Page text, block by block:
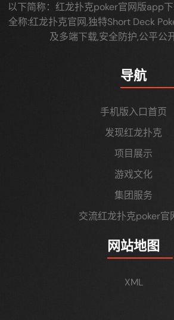
以下简称：红龙扑克poker官网版app
全称:红龙扑克官网,独特Short Deck
及多端下载,安全防护,公平公
导航
手机版入口首页
发现红龙扑克
项目展示
游戏文化
集团服务
交流红龙扑克poker官
网站地图
XML